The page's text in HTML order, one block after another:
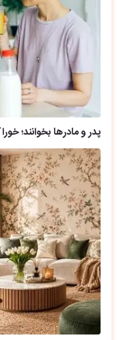
پدر و مادرها بخوانند؛